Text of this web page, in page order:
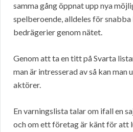
samma gång öppnat upp nya
spelberoende, alldeles för snabba
bedrägerier genom nätet.
Genom att ta en titt på Svarta
man är intresserad av så kan
aktörer.
En varningslista talar om ifall en
och om ett företag är känt för att